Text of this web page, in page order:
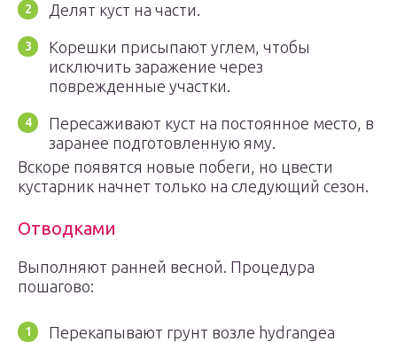
Делят куст на части.
Корешки присыпают углем, чтобы
исключить заражение через
поврежденные участки.
Пересаживают куст на постоянное место, в
заранее подготовленную яму.
Вскоре появятся новые побеги, но цвести
кустарник начнет только на следующий сезон.
Отводками
Выполняют ранней весной. Процедура
пошагово:
Перекапывают грунт возле hydrangea